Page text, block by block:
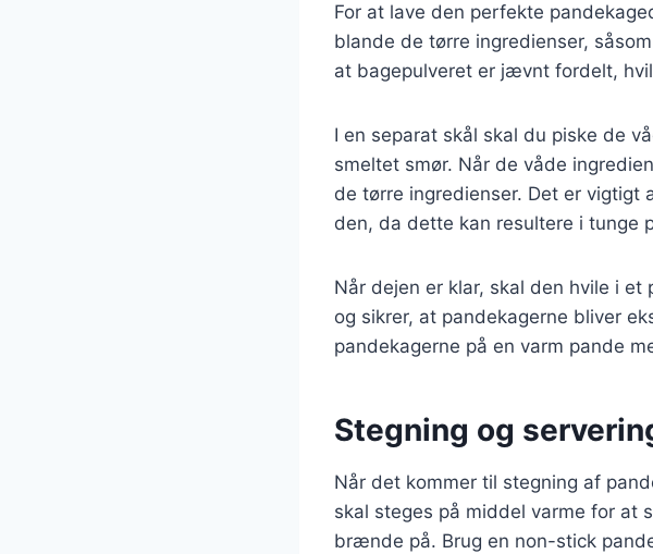
For at lave den perfekte
blande de tørre ingredienser,
at bagepulveret er jævnt fordelt,
I en separat skål skal du piske de
smeltet smør. Når de våde
de tørre ingredienser. Det er
den, da dette kan resultere i tunge
Når dejen er klar, skal den hvile i
og sikrer, at pandekagerne bliver
pandekagerne på en varm pande
Stegning og
Når det kommer til stegning af
skal steges på middel varme for at
brænde på. Brug en non-stick